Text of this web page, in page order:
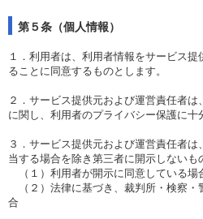
第５条（個人情報）
１．利用者は、利用者情報をサービス
ることに同意するものとします。
２．サービス提供元および運営責任者
に関し、利用者のプライバシー保護に十
３．サービス提供元および運営責任者
当する場合を除き第三者に開示しないも
（１）利用者が開示に同意している場
（２）法律に基づき、裁判所・検察・
合